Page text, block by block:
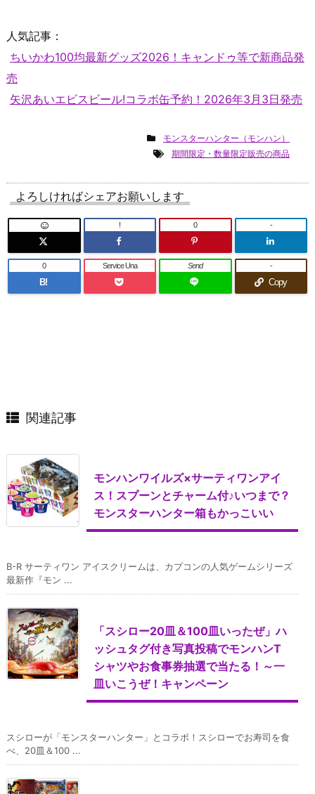
人気記事：
ちいかわ100均最新グッズ2026！キャンドゥ等で新商品発
売
矢沢あいエビスビール!コラボ缶予約！2026年3月3日発売
モンスターハンター（モンハン）
期間限定・数量限定販売の商品
よろしければシェアお願いします
! 0 -
B!
0 Service Una Send
Copy
-
関連記事
モンハンワイルズ×サーティワンアイ
ス！スプーンとチャーム付♪いつまで？
モンスターハンター箱もかっこいい
B-R サーティワン アイスクリームは、カプコンの人気ゲームシリーズ
最新作『モン ...
「スシロー20皿＆100皿いったぜ」ハ
ッシュタグ付き写真投稿でモンハンT
シャツやお食事券抽選で当たる！～一
皿いこうぜ！キャンペーン
スシローが「モンスターハンター」とコラボ！スシローでお寿司を食
べ、20皿＆100 ...